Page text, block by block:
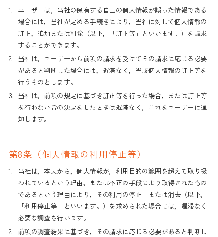
1.
ユーザーは，当社の保有する自己の個人情報が誤った情報である
場合には，当社が定める手続きにより，当社に対して個人情報の
訂正，追加または削除（以下，「訂正等」といいます。）を請求
することができます。
2.
当社は，ユーザーから前項の請求を受けてその請求に応じる必要
があると判断した場合には，遅滞なく，当該個人情報の訂正等を
行うものとします。
3. 当社は，前項の規定に基づき訂正等を行った場合，または訂正等
を行わない旨の決定をしたときは遅滞なく，これをユーザーに通
知します。
第8条（個人情報の利用停止等）
1.
当社は，本人から，個人情報が，利用目的の範囲を超えて取り扱
われているという理由，または不正の手段により取得されたもの
であるという理由により，その利用の停止 または消去（以下，
「利用停止等」といいます。）を求められた場合には，遅滞なく
必要な調査を行います。
2. 前項の調査結果に基づき，その請求に応じる必要があると判断し